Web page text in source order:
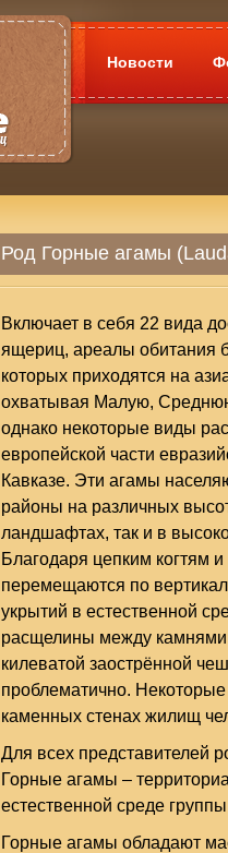
Новости
Род Горные агамы
Включает в себя 22 вида
ящериц, ареалы обитания
которых приходятся на
охватывая Малую,
однако некоторые виды
европейской части
Кавказе. Эти агамы
районы на различных
ландшафтах, так и в
Благодаря цепким когтям
перемещаются по
укрытий в естественной
расщелины между камнями,
килеватой заострённой
проблематично.
каменных стенах жилищ
Для всех представителей
Горные агамы –
естественной среде
Горные агамы обладают